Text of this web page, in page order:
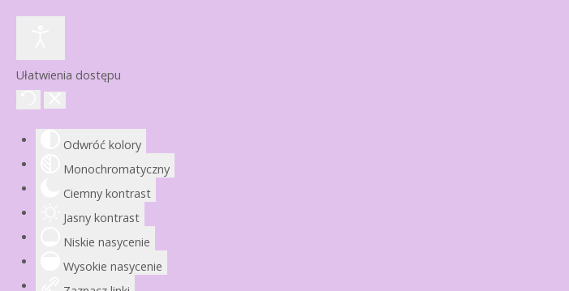
Ułatwienia dostępu
Odwróć kolory
Monochromatyczny
Ciemny kontrast
Jasny kontrast
Niskie nasycenie
Wysokie nasycenie